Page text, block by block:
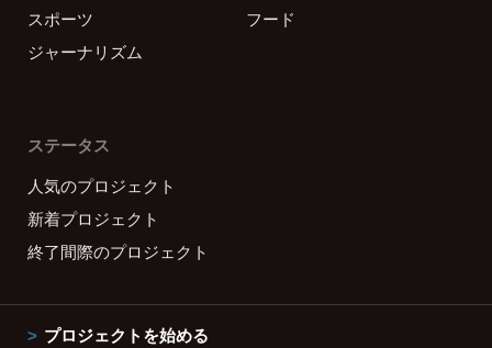
スポーツ
フード
ジャーナリズム
ステータス
人気のプロジェクト
新着プロジェクト
終了間際のプロジェクト
プロジェクトを始める